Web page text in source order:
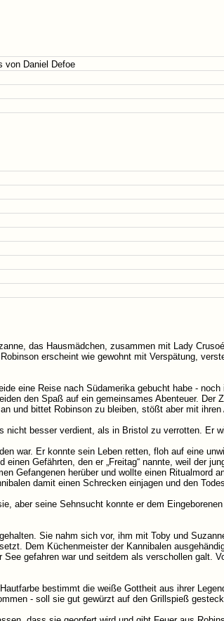
von Daniel Defoe
das Hausmädchen, zusammen mit Lady
erscheint wie gewohnt mit Verspätung,
eine Reise nach Südamerika gebucht habe -
den Spaß auf ein gemeinsames Abenteuer. Der
und bittet Robinson zu bleiben, stößt aber mit ihren
besser verdient, als in Bristol zu verrotten. Er
war. Er konnte sein Leben retten, floh auf eine
Gefährten, den er „Freitag“ nannte, weil der
Gefangenen herüber und wollte einen Ritualmord
damit einen Schrecken einjagen und den
aber seine Sehnsucht konnte er dem
Sie nahm sich vor, ihm mit Toby und
Dem Küchenmeister der Kannibalen
gefahren war und seitdem als verschollen galt.
bestimmt die weiße Gottheit aus ihrer
- soll sie gut gewürzt auf den Grillspieß